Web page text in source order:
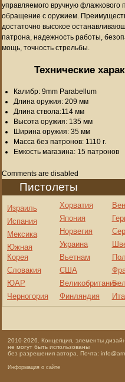
управляемого вручную
обращение с оружием.
достаточно высокое
патрона, надежность работы,
мощь, точность стрельбы.
Технические
Калибр: 9mm Parabellum
Длина оружия: 209 мм
Длина ствола:114 мм
Высота оружия: 135 мм
Ширина оружия: 35 мм
Масса без патронов: 1110 г.
Емкость магазина: 15 патронов
Comments are disabled
Пистолеты
Израиль
Испания
Мексика
Южная
Корея
Словакия
ЮАР
Черногория
Хорватия
Япония
Норвегия
Украина
Вьетнам
США
Великобритания
Финляндия
2010-2026. Концепция, элементы
не могут быть использованы
без разрешения автора. Почта:
Информация о сайте